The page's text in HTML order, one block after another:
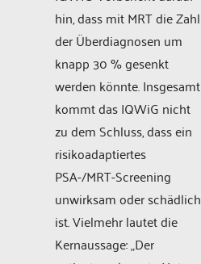
hin, dass mit MRT die Zahl
der Überdiagnosen um
knapp 30 % gesenkt
werden könnte. Insgesamt
kommt das IQWiG nicht
zu dem Schluss, dass ein
risikoadaptiertes
PSA-/MRT-Screening
unwirksam oder schädlich
ist. Vielmehr lautet die
Kernaussage: „Der